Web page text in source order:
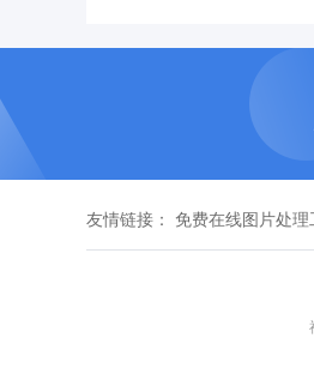
友情链接： 免费在线图片处理